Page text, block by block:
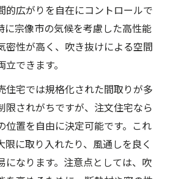
的広がりを自在にコントロールで
に宗像市の気候を考慮した高性能
密性が高く、吹き抜けによる空間
できます。
住宅では規格化された間取りが多
限されがちですが、注文住宅なら
位置を自由に決定可能です。これ
限に取り入れたり、風通しを良く
になります。注意点としては、吹